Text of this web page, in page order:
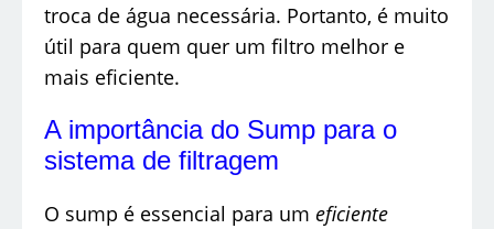
troca de água necessária. Portanto, é muito
útil para quem quer um filtro melhor e
mais eficiente.
A importância do Sump para o
sistema de filtragem
O sump é essencial para um eficiente